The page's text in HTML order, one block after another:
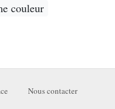
couleur
Nous contacter